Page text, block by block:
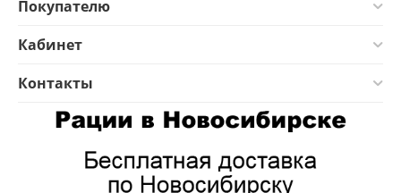
Покупателю
Кабинет
Контакты